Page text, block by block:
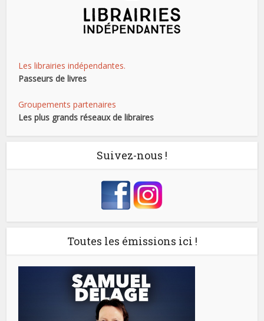
Les librairies indépendantes.
Passeurs de livres
Groupements partenaires
Les plus grands réseaux de libraires
Suivez-nous !
Toutes les émissions ici !